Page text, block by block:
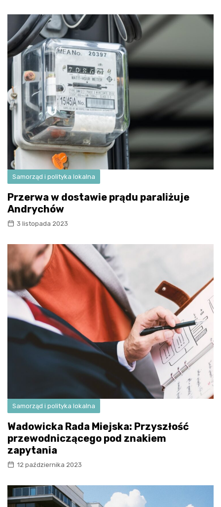
Samorząd i polityka lokalna
Przerwa w dostawie prądu paraliżuje
Andrychów
3 listopada 2023
Samorząd i polityka lokalna
Wadowicka Rada Miejska: Przyszłość
przewodniczącego pod znakiem
zapytania
12 października 2023